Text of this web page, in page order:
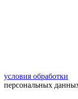
условия обработки
персональных